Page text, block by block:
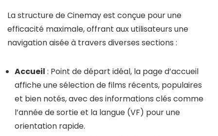
La structure de Cinemay est conçue pour une
efficacité maximale, offrant aux utilisateurs une
navigation aisée à travers diverses sections :
Accueil : Point de départ idéal, la page d’accueil
affiche une sélection de films récents, populaires
et bien notés, avec des informations clés comme
l’année de sortie et la langue (VF) pour une
orientation rapide.